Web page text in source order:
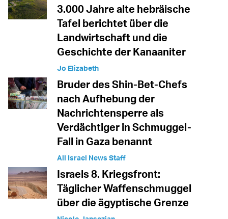
3.000 Jahre alte hebräische
Tafel berichtet über die
Landwirtschaft und die
Geschichte der Kanaaniter
Jo Elizabeth
Bruder des Shin-Bet-Chefs
nach Aufhebung der
Nachrichtensperre als
Verdächtiger in Schmuggel-
Fall in Gaza benannt
All Israel News Staff
Israels 8. Kriegsfront:
Täglicher Waffenschmuggel
über die ägyptische Grenze